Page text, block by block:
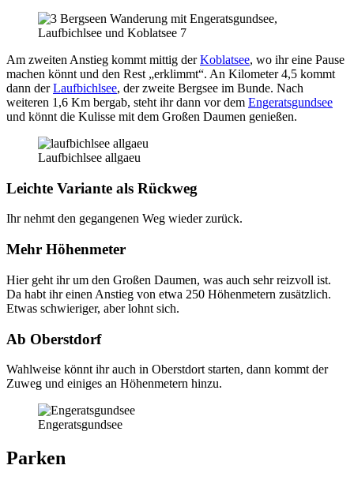
Am zweiten Anstieg kommt mittig derKoblatsee, wo ihr eine Pause
machen könnt und den Rest „erklimmt“. An Kilometer 4,5 kommt
dann derLaufbichlsee, der zweite Bergsee im Bunde. Nach
weiteren 1,6 Km bergab, steht ihr dann vor dem Engeratsgundsee
und könnt die Kulisse mit dem Großen Daumen genießen.
Laufbichlsee allgaeu
Leichte Variante als Rückweg
Ihr nehmt den gegangenen Weg wieder zurück.
Mehr Höhenmeter
Hier geht ihr um den Großen Daumen, was auch sehr reizvoll ist.
Da habt ihr einen Anstieg von etwa 250 Höhenmetern zusätzlich.
Etwas schwieriger, aber lohnt sich.
Ab Oberstdorf
Wahlweise könnt ihr auch in Oberstdort starten, dann kommt der
Zuweg und einiges an Höhenmetern hinzu.
Engeratsgundsee
Parken